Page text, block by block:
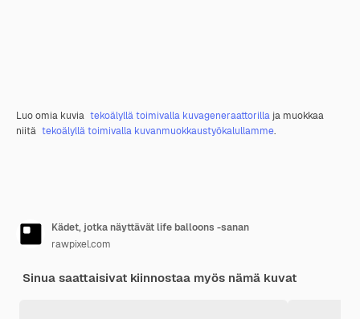
Luo omia kuvia tekoälyllä toimivalla kuvageneraattorilla ja muokkaa
niitä tekoälyllä toimivalla kuvanmuokkaustyökalullamme.
Kädet, jotka näyttävät life balloons -sanan
rawpixel.com
Sinua saattaisivat kiinnostaa myös nämä kuvat